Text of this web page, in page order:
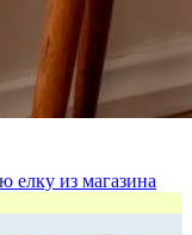
елку из магазина